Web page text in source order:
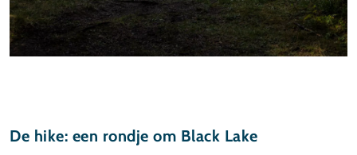
De hike: een rondje om Black Lake